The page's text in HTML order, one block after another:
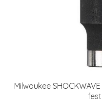
Milwaukee